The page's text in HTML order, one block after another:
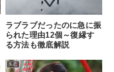
ラブラブだったのに急に振
られた理由12個～復縁す
る方法も徹底解説
失恋